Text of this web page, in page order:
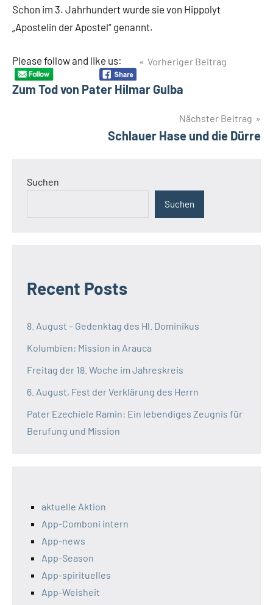
Schon im 3. Jahrhundert wurde sie von Hippolyt
„Apostelin der Apostel“ genannt.
Please follow and like us:
BeitragsnavigationVorheriger Beitrag
Zum Tod von Pater Hilmar Gulba
Nächster Beitrag
Schlauer Hase und die Dürre
Suchen
Suchen
Recent Posts
8. August – Gedenktag des Hl. Dominikus
Kolumbien: Mission in Arauca
Freitag der 18. Woche im Jahreskreis
6. August, Fest der Verklärung des Herrn
Pater Ezechiele Ramin: Ein lebendiges Zeugnis für
Berufung und Mission
aktuelle Aktion
App-Comboni intern
App-news
App-Season
App-spirituelles
App-Weisheit